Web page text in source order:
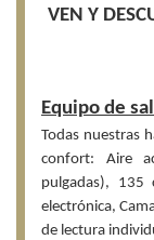
VEN Y
Equipo de
Todas nuestras
confort: Aire
pulgadas), 135
electrónica,
de lectura